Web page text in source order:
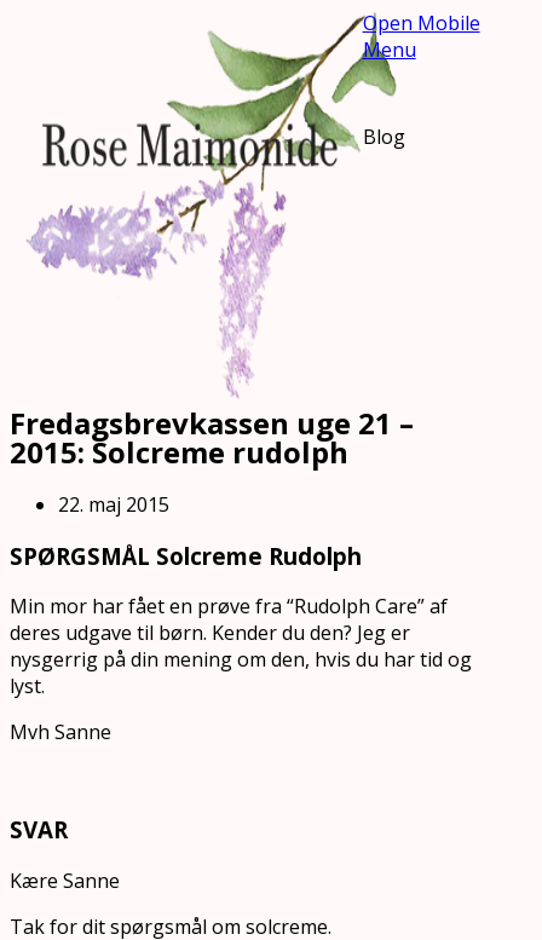
Open Mobile
Menu
Blog
Fredagsbrevkassen uge 21 –
2015: Solcreme rudolph
22. maj 2015
SPØRGSMÅL Solcreme Rudolph
Min mor har fået en prøve fra “Rudolph Care” af
deres udgave til børn. Kender du den? Jeg er
nysgerrig på din mening om den, hvis du har tid og
lyst.
Mvh Sanne
SVAR
Kære Sanne
Tak for dit spørgsmål om solcreme.